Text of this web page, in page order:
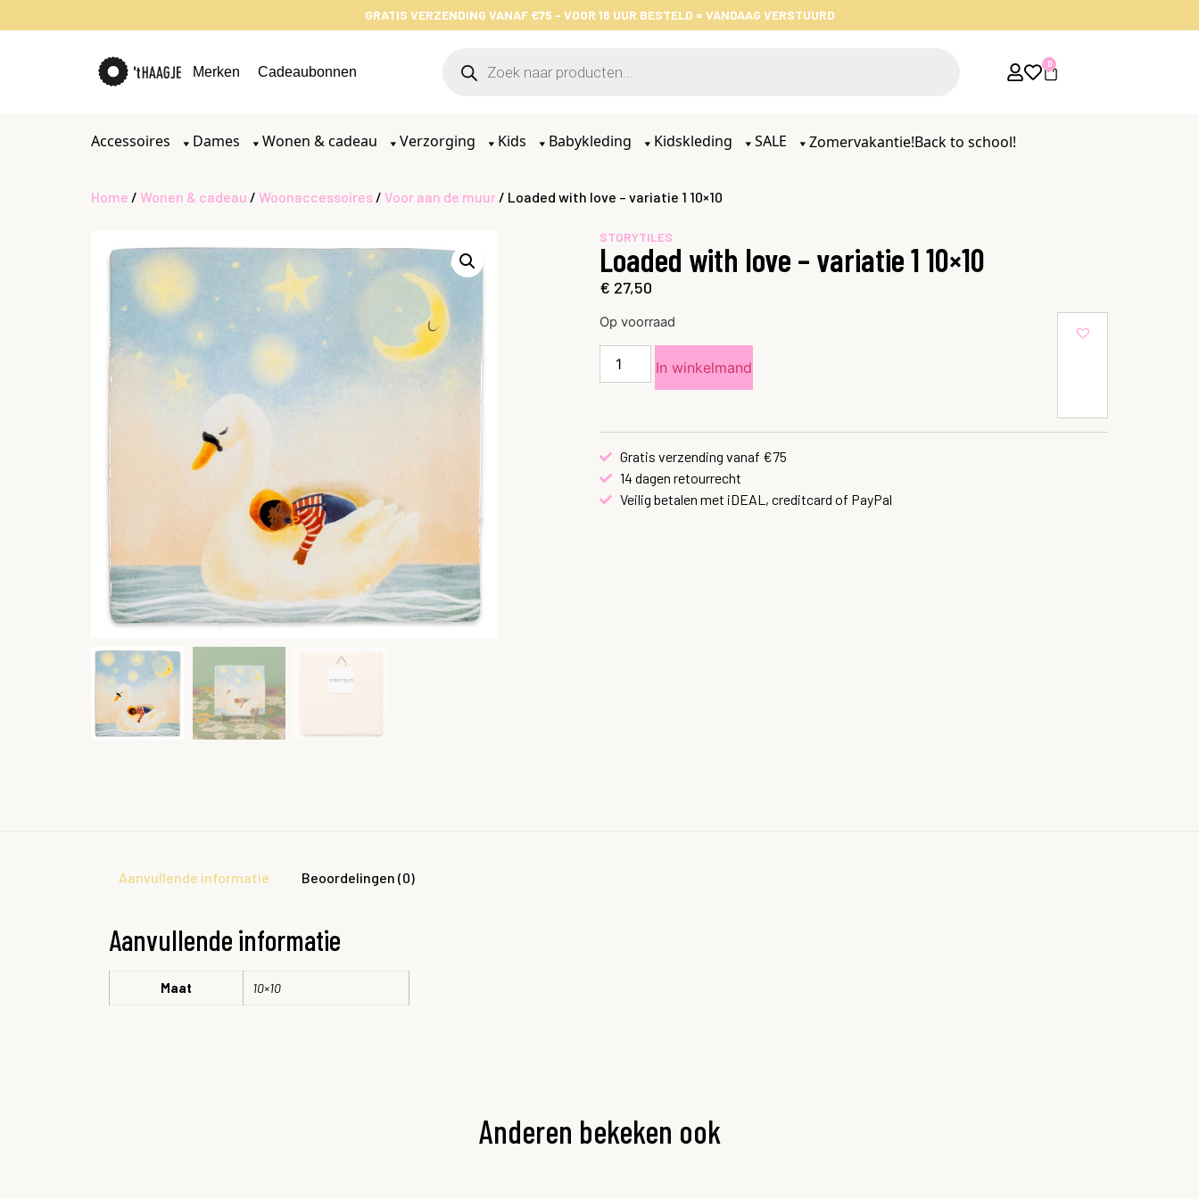
GRATIS VERZENDING VANAF €75 - VOOR 16 UUR BESTELD = VANDAAG VERSTUURD
Merken Cadeaubonnen
0
Accessoires Dames Wonen & cadeau Verzorging Kids Babykleding Kidskleding SALE Zomervakantie!Back to school!
Home / Wonen & cadeau / Woonaccessoires / Voor aan de muur / Loaded with love – variatie 1 10×10
STORYTILES
Loaded with love – variatie 1 10×10
€ 27,50
Op voorraad
In winkelmand
Gratis verzending vanaf €75
14 dagen retourrecht
Veilig betalen met iDEAL, creditcard of PayPal
Aanvullende informatie Beoordelingen (0)
Aanvullende informatie
Maat 10×10
Anderen bekeken ook